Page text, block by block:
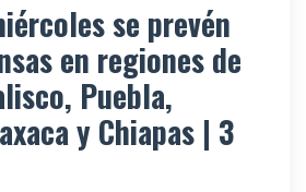
se prevén
en regiones de
Puebla,
y Chiapas | 3